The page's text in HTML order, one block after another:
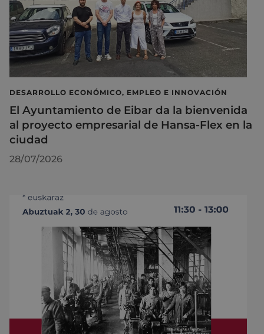
DESARROLLO ECONÓMICO, EMPLEO E INNOVACIÓN
El Ayuntamiento de Eibar da la bienvenida
al proyecto empresarial de Hansa-Flex en la
ciudad
28/07/2026